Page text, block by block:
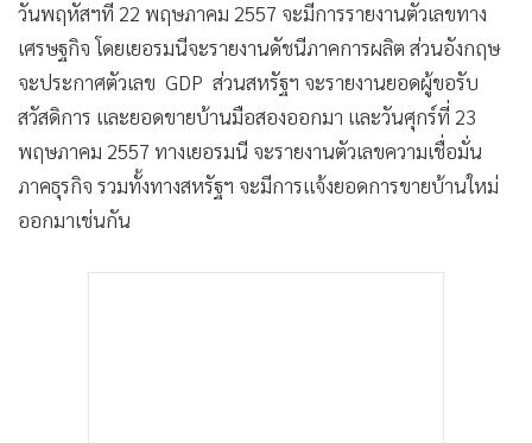
วันพฤหัสฯที่ 22 พฤษภาคม 2557 จะมีการรายงานตัวเลขทาง
เศรษฐกิจ โดยเยอรมนีจะรายงานดัชนีภาคการผลิต ส่วนอังกฤษ
จะประกาศตัวเลข GDP ส่วนสหรัฐฯ จะรายงานยอดผู้ขอรับ
สวัสดิการ และยอดขายบ้านมือสองออกมา และวันศุกร์ที่ 23
พฤษภาคม 2557 ทางเยอรมนี จะรายงานตัวเลขความเชื่อมั่น
ภาคธุรกิจ รวมทั้งทางสหรัฐฯ จะมีการแจ้งยอดการขายบ้านใหม่
ออกมาเช่นกัน